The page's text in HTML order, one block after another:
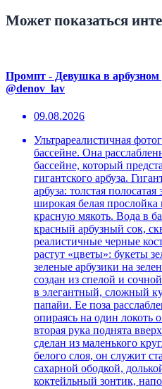
Может показаться
Промпт - Девушка в арбузном
@denov_lav
09.08.2026
Ультрареалистичная
бассейне. Она
бассейне, который
гигантского арбуза.
арбуза: толстая
широкая белая прослойка
красную мякоть. Вода в
красный арбузный сок,
реалистичные черные
растут «цветы»: букеты
зеленые арбузики на
создан из спелой и
в элегантный, сложный
папайи. Ее поза
опираясь на один локоть
вторая рука поднята
сделан из маленького
белого слоя, он служит
сахарной ободкой,
коктейльный зонтик,